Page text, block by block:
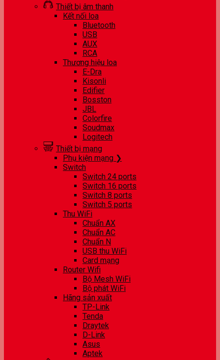
Thiết bị âm thanh
Kết nối loa
Bluetooth
USB
AUX
RCA
Thương hiệu loa
E-Dra
Kisonli
Edifier
Bosston
JBL
Colorfire
Soudmax
Logitech
Thiết bị mạng
Phụ kiện mạng ❯
Switch
Switch 24 ports
Switch 16 ports
Switch 8 ports
Switch 5 ports
Thu WiFi
Chuẩn AX
Chuẩn AC
Chuẩn N
USB thu WiFi
Card mạng
Router Wifi
Bộ Mesh WiFi
Bộ phát WiFi
Hãng sản xuất
TP-Link
Tenda
Draytek
D-Link
Asus
Aptek